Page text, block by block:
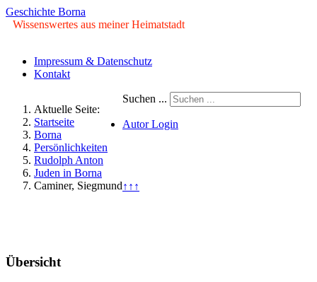
Geschichte Borna
Wissenswertes aus meiner Heimatstadt
Impressum & Datenschutz
Kontakt
Aktuelle Seite:
Startseite
Borna
Persönlichkeiten
Rudolph Anton
Juden in Borna
Caminer, Siegmund
Suchen ...
Autor Login
↑↑↑
Übersicht